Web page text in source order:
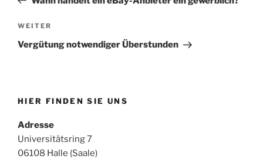
Nächster
Beitrag
WEITER
Vergütung notwendiger Überstunden
HIER FINDEN SIE UNS
Adresse
Universitätsring 7
06108 Halle (Saale)